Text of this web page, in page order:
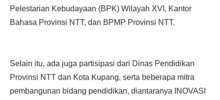
Pelestarian Kebudayaan (BPK) Wilayah XVI, Kantor
Bahasa Provinsi NTT, dan BPMP Provinsi NTT.
Selain itu, ada juga partisipasi dari Dinas Pendidikan
Provinsi NTT dan Kota Kupang, serta beberapa mitra
pembangunan bidang pendidikan, diantaranya INOVASI